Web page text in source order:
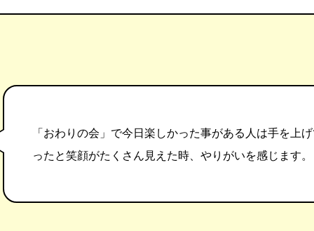
「おわりの会」で今日楽しかった事がある人は手を上
ったと笑顔がたくさん見えた時、やりがいを感じます。